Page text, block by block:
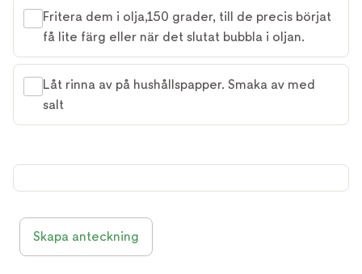
Fritera dem i olja,150 grader, till de precis börjat
få lite färg eller när det slutat bubbla i oljan.
Låt rinna av på hushållspapper. Smaka av med
salt
Skapa anteckning